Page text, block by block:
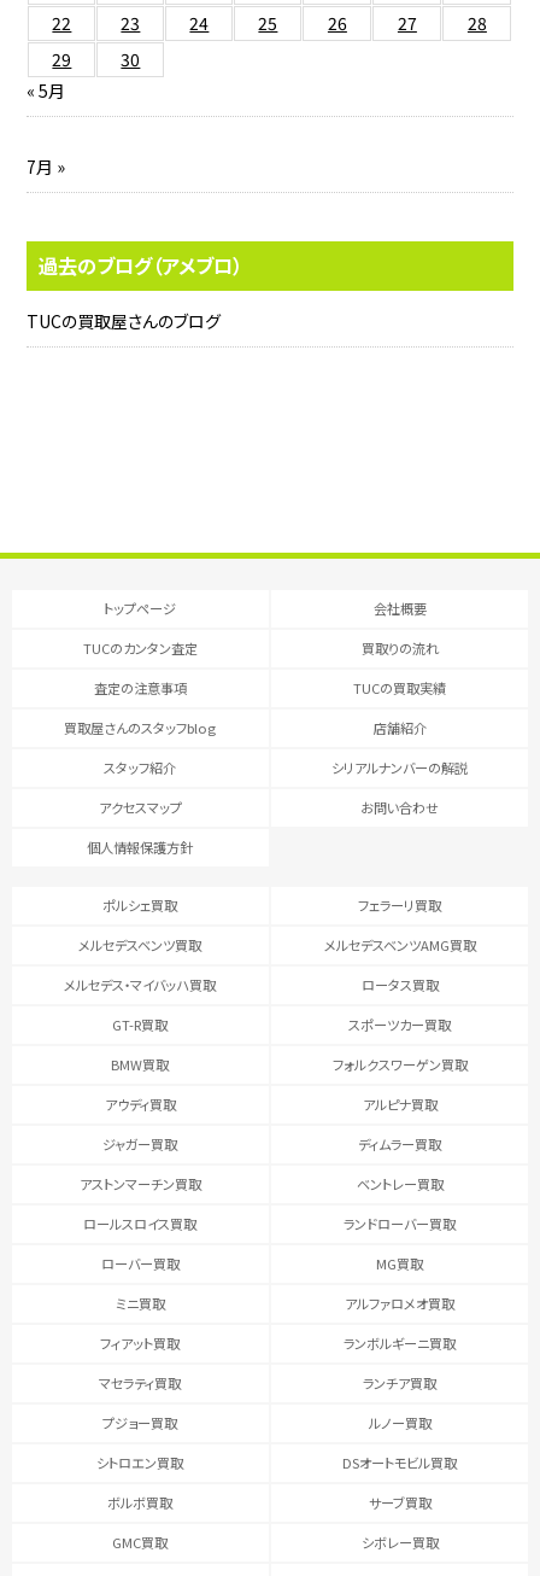
22
23 24 25 26 27
28
29
30
« 5月
7月 »
過去のブログ（アメブロ）
TUCの買取屋さんのブログ
トップページ 会社概要
TUCのカンタン査定 買取りの流れ
査定の注意事項 TUCの買取実績
買取屋さんのスタッフblog 店舗紹介
スタッフ紹介 シリアルナンバーの解説
アクセスマップ お問い合わせ
個人情報保護方針
ポルシェ買取 フェラーリ買取
メルセデスベンツ買取 メルセデスベンツAMG買取
メルセデス・マイバッハ買取 ロータス買取
GT-R買取 スポーツカー買取
BMW買取 フォルクスワーゲン買取
アウディ買取 アルピナ買取
ジャガー買取 ディムラー買取
アストンマーチン買取 ベントレー買取
ロールスロイス買取 ランドローバー買取
ローバー買取 MG買取
ミニ買取 アルファロメオ買取
フィアット買取 ランボルギーニ買取
マセラティ買取 ランチア買取
プジョー買取 ルノー買取
シトロエン買取 DSオートモビル買取
ボルボ買取 サーブ買取
GMC買取 シボレー買取